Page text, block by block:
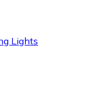
Lights